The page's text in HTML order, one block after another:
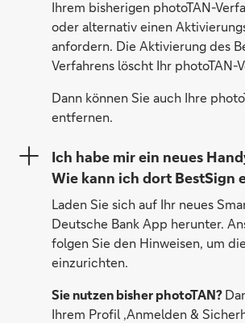
Ihrem bisherigen photoTAN-
oder alternativ einen
anfordern. Die Aktivierung des
Verfahrens löscht Ihr photoTAN-
Dann können Sie auch Ihre
entfernen.
Ich habe mir ein neues
Wie kann ich dort BestSign
Laden Sie sich auf Ihr neues
Deutsche Bank App herunter.
folgen Sie den Hinweisen, um
einzurichten.
Sie nutzen bisher photoTAN?
Ihrem Profil ‚Anmelden &